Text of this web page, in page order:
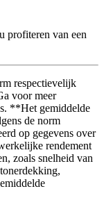
profiteren van een
respectievelijk
voor meer
**Het gemiddelde
de norm
op gegevens over
rendement
zoals snelheid van